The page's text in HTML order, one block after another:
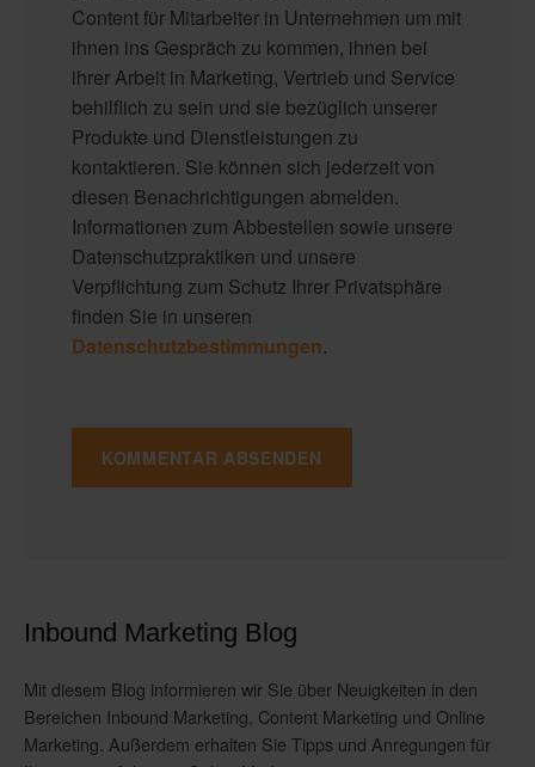
Content für Mitarbeiter in Unternehmen um mit
ihnen ins Gespräch zu kommen, ihnen bei
ihrer Arbeit in Marketing, Vertrieb und Service
behilflich zu sein und sie bezüglich unserer
Produkte und Dienstleistungen zu
kontaktieren. Sie können sich jederzeit von
diesen Benachrichtigungen abmelden.
Informationen zum Abbestellen sowie unsere
Datenschutzpraktiken und unsere
Verpflichtung zum Schutz Ihrer Privatsphäre
finden Sie in unseren
Datenschutzbestimmungen.
Inbound Marketing Blog
Mit diesem Blog informieren wir Sie über Neuigkeiten in den
Bereichen Inbound Marketing, Content Marketing und Online
Marketing. Außerdem erhalten Sie Tipps und Anregungen für